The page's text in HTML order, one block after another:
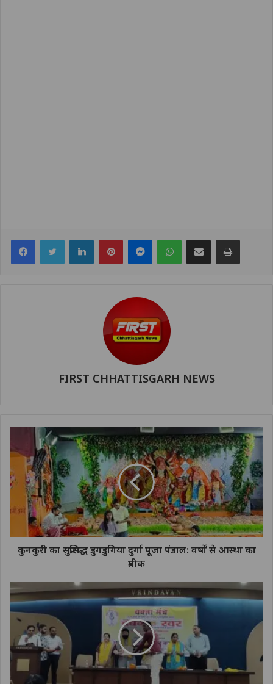
FacebookTwitter LinkedInPinterestMessengerWhatsAppShare via Email Print
FIRST CHHATTISGARH NEWS
कुनकुरी का सुप्रसिद्ध डुगडुगिया दुर्गा पूजा पंडाल: वर्षों से आस्था का
प्रतीक